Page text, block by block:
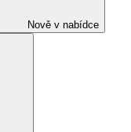
Nově v nabídce